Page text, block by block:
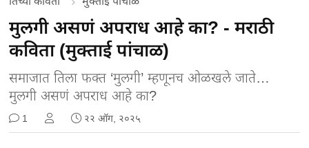
मुलगी असणं अपराध आहे का? - मराठी
कविता (मुक्ताई पांचाळ)
समाजात तिला फक्त ‘मुलगी’ म्हणूनच ओळखले जाते…
मुलगी असणं अपराध आहे का?
1 २२ ऑग, २०२५